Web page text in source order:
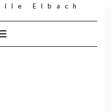
Toggle Navigation